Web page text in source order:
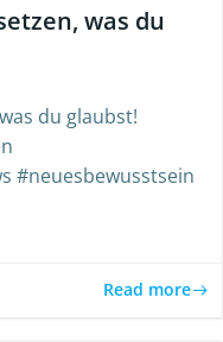
was du
du glaubst!
#neuesbewusstsein
Read more